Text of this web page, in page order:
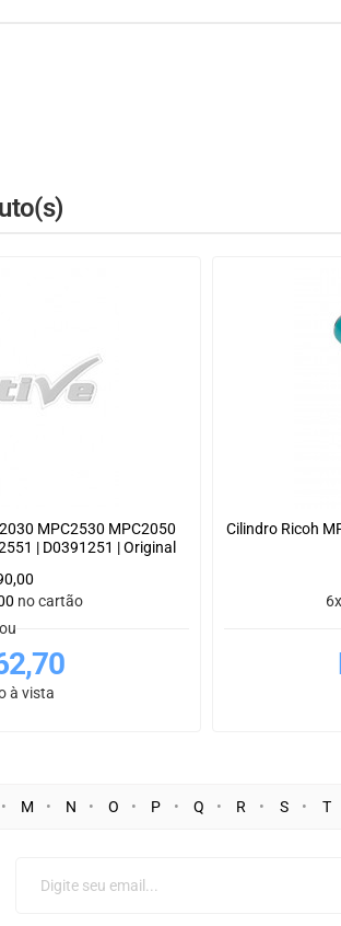
MPC2530 MPC2050
| D0391251 | Original
no cartão
ou
à vista
Cilindro Ricoh
M N O P Q R S T